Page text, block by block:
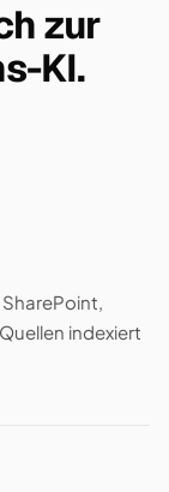
zur
KI.
indexiert